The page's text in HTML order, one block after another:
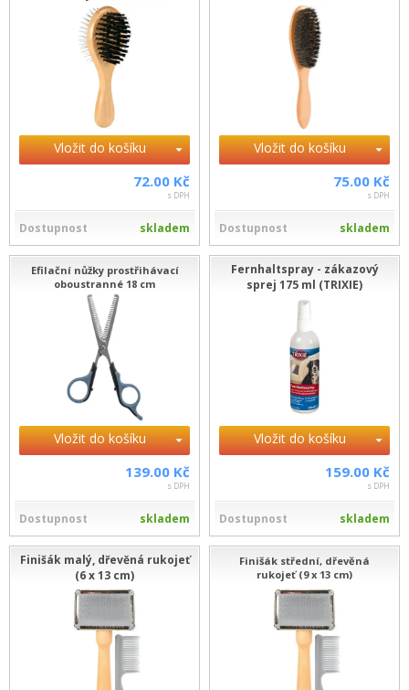
Vložit do košíku
72.00 Kč
s DPH
Dostupnost skladem
Vložit do košíku
75.00 Kč
s DPH
Dostupnost skladem
Efilační nůžky prostřihávací
oboustranné 18 cm
Vložit do košíku
139.00 Kč
s DPH
Dostupnost skladem
Fernhaltspray - zákazový
sprej 175 ml (TRIXIE)
Vložit do košíku
159.00 Kč
s DPH
Dostupnost skladem
Finišák malý, dřevěná rukojeť
(6 x 13 cm)
Finišák střední, dřevěná
rukojeť (9 x 13 cm)